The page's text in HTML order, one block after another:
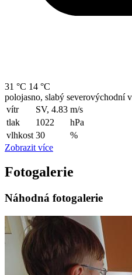
31 °C 14 °C
polojasno, slabý severovýchodní
vítr
SV, 4.83 m/s
tlak
1022
hPa
vlhkost 30
%
Zobrazit více
Fotogalerie
Náhodná fotogalerie